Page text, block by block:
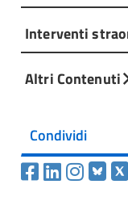
Interventi
Altri Contenuti
Condividi